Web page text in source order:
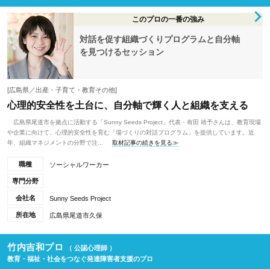
このプロの一番の強み
対話を促す組織づくりプログラムと自分軸
を見つけるセッション
[広島県／出産・子育て・教育その他]
心理的安全性を土台に、自分軸で輝く人と組織を支える
広島県尾道市を拠点に活動する「Sunny Seeds Project」代表・有田 靖予さんは、教育現場
や企業に向けて、心理的安全性を育む「場づくりの対話プログラム」を提供しています。近
年、組織マネジメントの分野で注...
取材記事の続きを見る≫
職種 ソーシャルワーカー
専門分野
会社名 Sunny Seeds Project
所在地 広島県尾道市久保
竹内吉和プロ
（ 公認心理師 ）
教育・福祉・社会をつなぐ発達障害者支援のプロ